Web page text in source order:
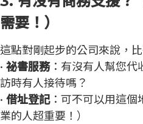
需要！）
這點對剛起步的公司來說，
• 祕書服務：有沒有人幫您代
訪時有人接待嗎？
• 借址登記：可不可以用這個
業的人超重要！）